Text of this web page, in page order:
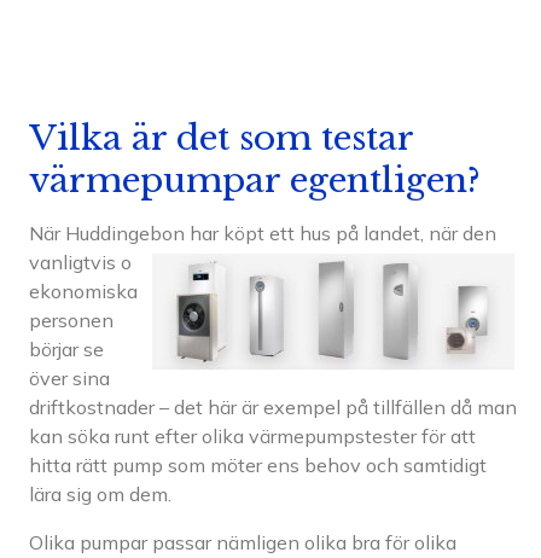
Vilka är det som testar
värmepumpar egentligen?
När Huddingebon har köpt ett hus på landet, när den
vanligtvis o
ekonomiska
personen
börjar se
över sina
driftkostnader – det här är exempel på tillfällen då man
kan söka runt efter olika värmepumpstester för att
hitta rätt pump som möter ens behov och samtidigt
lära sig om dem.
Olika pumpar passar nämligen olika bra för olika